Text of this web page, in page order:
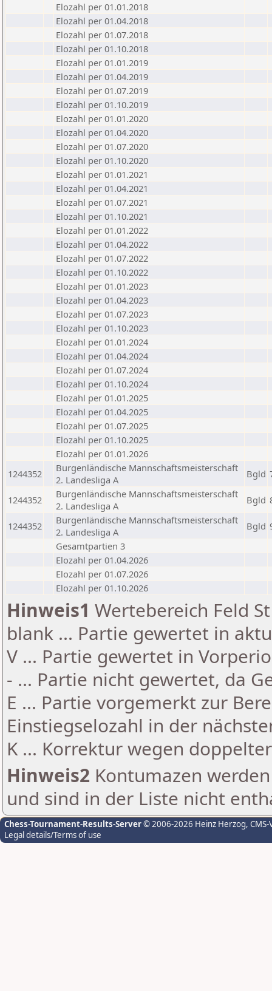
Elozahl per 01.01.2018
Elozahl per 01.04.2018
Elozahl per 01.07.2018
Elozahl per 01.10.2018
Elozahl per 01.01.2019
Elozahl per 01.04.2019
Elozahl per 01.07.2019
Elozahl per 01.10.2019
Elozahl per 01.01.2020
Elozahl per 01.04.2020
Elozahl per 01.07.2020
Elozahl per 01.10.2020
Elozahl per 01.01.2021
Elozahl per 01.04.2021
Elozahl per 01.07.2021
Elozahl per 01.10.2021
Elozahl per 01.01.2022
Elozahl per 01.04.2022
Elozahl per 01.07.2022
Elozahl per 01.10.2022
Elozahl per 01.01.2023
Elozahl per 01.04.2023
Elozahl per 01.07.2023
Elozahl per 01.10.2023
Elozahl per 01.01.2024
Elozahl per 01.04.2024
Elozahl per 01.07.2024
Elozahl per 01.10.2024
Elozahl per 01.01.2025
Elozahl per 01.04.2025
Elozahl per 01.07.2025
Elozahl per 01.10.2025
Elozahl per 01.01.2026
1244352
Burgenländische Mannschaftsmeisterschaft
2. Landesliga A
Bgld
1244352
Burgenländische Mannschaftsmeisterschaft
2. Landesliga A
Bgld
1244352
Burgenländische Mannschaftsmeisterschaft
2. Landesliga A
Bgld
Gesamtpartien 3
Elozahl per 01.04.2026
Elozahl per 01.07.2026
Elozahl per 01.10.2026
Hinweis1 Wertebereich Feld
blank ... Partie gewertet in
V ... Partie gewertet in
- ... Partie nicht gewertet, da
E ... Partie vorgemerkt zur
Einstiegselozahl in der
K ... Korrektur wegen
Hinweis2 Kontumazen
und sind in der Liste nicht
Chess-Tournament-Results-Server© 2006-2026 Heinz Herzog,
Legal details/Terms of use